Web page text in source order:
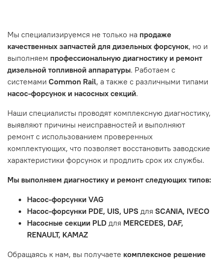
неисправности, вызванные нарушением правил
обслуживания или эксплуатации автомобиля. Если у вас
возникнут проблемы с отремонтированной системой,
мы обязательно разберемся в ситуации и предложим
решение. Однако если проблема вызвана одним из
перечисленных выше факторов, мы не сможем
Гарантия не распространяется на следующие случаи:
Истек гарантийный срок.
Товар является расходным материалом, который
тормозные колодки, диски сцепления, свечи зажигания
Неисправности вызваны ДТП, неправильной установкой
или чрезмерным износом.
Неисправность топливной системы или системы
впуска/выпуска.
Мы специализируемся не только на продаже
качественных запчастей для дизельных форсунок, но и
выполняем профессиональную диагностику и ремонт
дизельной топливной аппаратуры. Работаем с
системами Common Rail, а также с различными типами
насос-форсунок и насосных секций.
Наши специалисты проводят комплексную диагностику,
выявляют причины неисправностей и выполняют
ремонт с использованием проверенных
комплектующих, что позволяет восстановить заводские
характеристики форсунок и продлить срок их службы.
Мы выполняем диагностику и ремонт следующих типов:
Насос-форсунки VAG
Насос-форсунки PDE, UIS, UPS для SCANIA, IVECO
Насосные секции PLD для MERCEDES, DAF,
RENAULT, KAMAZ
Обращаясь к нам, вы получаете комплексное решение